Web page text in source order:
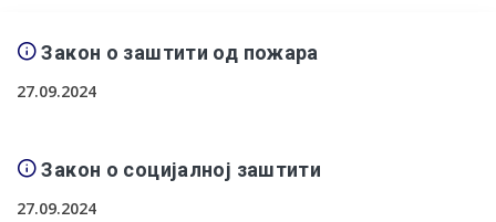
Закон о заштити од пожара
27.09.2024
Закон о социјалној заштити
27.09.2024